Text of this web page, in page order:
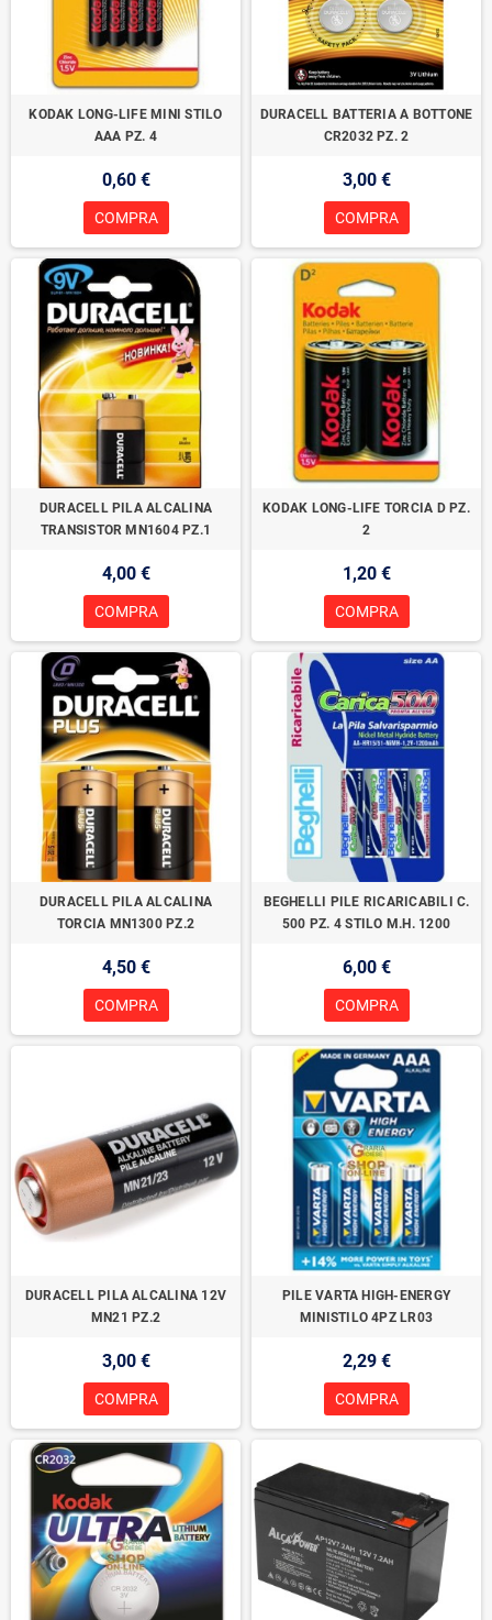
KODAK LONG-LIFE MINI STILO
AAA PZ. 4
0,60 €
COMPRA
DURACELL BATTERIA A BOTTONE
CR2032 PZ. 2
3,00 €
COMPRA
DURACELL PILA ALCALINA
TRANSISTOR MN1604 PZ.1
4,00 €
COMPRA
KODAK LONG-LIFE TORCIA D PZ.
2
1,20 €
COMPRA
DURACELL PILA ALCALINA
TORCIA MN1300 PZ.2
4,50 €
COMPRA
BEGHELLI PILE RICARICABILI C.
500 PZ. 4 STILO M.H. 1200
6,00 €
COMPRA
DURACELL PILA ALCALINA 12V
MN21 PZ.2
3,00 €
COMPRA
PILE VARTA HIGH-ENERGY
MINISTILO 4PZ LR03
2,29 €
COMPRA